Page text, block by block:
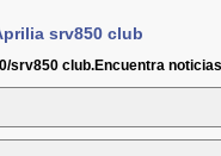
srv850 club
srv850 club.Encuentra